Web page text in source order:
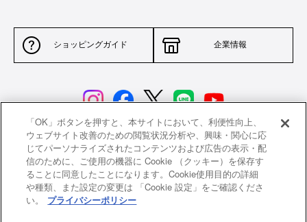
ショッピングガイド 企業情報
サイトポリシー 特定商取引法に基づく表示
並行輸入品について 個人情報保護方針
返品について
「OK」ボタンを押すと、本サイトにおいて、利便性向上、
ウェブサイト改善のための閲覧状況分析や、興味・関心に応
じてパーソナライズされたコンテンツおよび広告の表示・配
信のために、ご使用の機器に Cookie （クッキー）を保存す
ることに同意したことになります。Cookie使用目的の詳細
や種類、また設定の変更は 「Cookie 設定」をご確認くださ
い。
プライバシーポリシー